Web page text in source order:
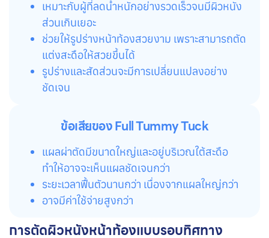
เหมาะกับผู้ที่ลดน้ำหนักอย่างรวดเร็วจนมีผิวหนัง
ส่วนเกินเยอะ
ช่วยให้รูปร่างหน้าท้องสวยงาม เพราะสามารถตัด
แต่งสะดือให้สวยขึ้นได้
รูปร่างและสัดส่วนจะมีการเปลี่ยนแปลงอย่าง
ชัดเจน
ข้อเสียของ Full Tummy Tuck
แผลผ่าตัดมีขนาดใหญ่และอยู่บริเวณใต้สะดือ
ทำให้อาจจะเห็นแผลชัดเจนกว่า
ระยะเวลาฟื้นตัวนานกว่า เนื่องจากแผลใหญ่กว่า
อาจมีค่าใช้จ่ายสูงกว่า
การตัดผิวหนังหน้าท้องแบบรอบทิศทาง